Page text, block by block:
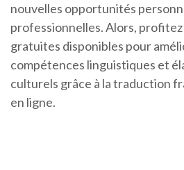
nouvelles opportunités
professionnelles. Alors,
gratuites disponibles pour
compétences linguistiques et
culturels grâce à la traduction
en ligne.